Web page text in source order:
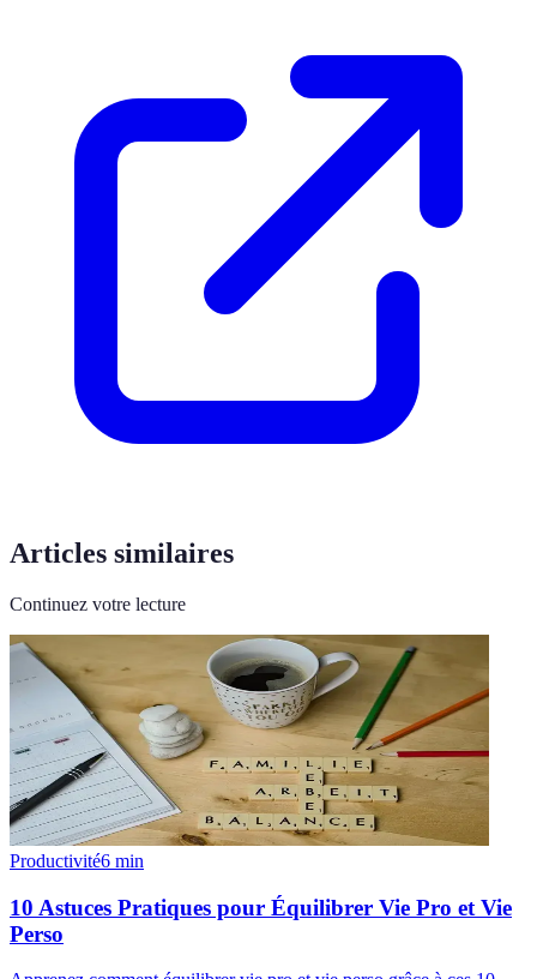
Articles similaires
Continuez votre lecture
Productivité6 min
10 Astuces Pratiques pour Équilibrer Vie Pro et Vie
Perso